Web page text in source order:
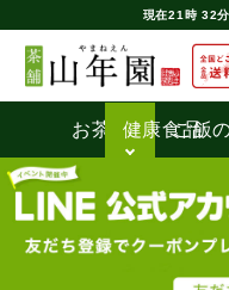
現在21時 32分
お茶うけ健康食品
ご飯